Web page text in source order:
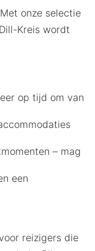
onze selectie
Kreis wordt
op tijd om van
– mag
een
reizigers die